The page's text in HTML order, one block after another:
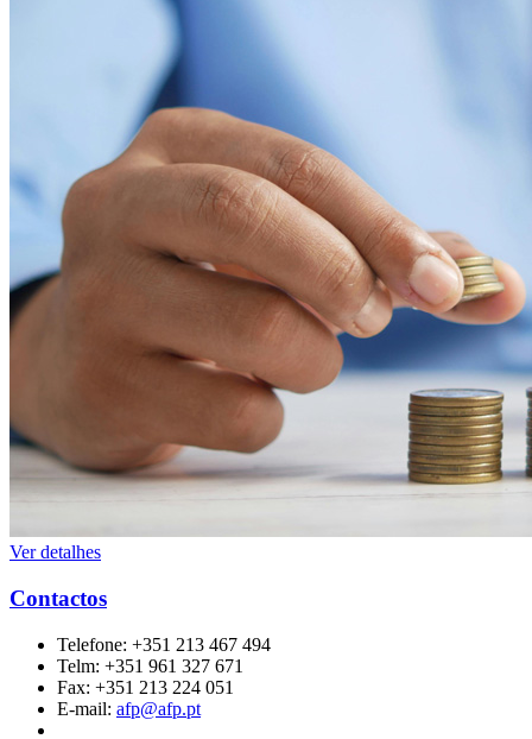
Ver detalhes
Contactos
Telefone: +351 213 467 494
Telm: +351 961 327 671
Fax: +351 213 224 051
E-mail: afp@afp.pt